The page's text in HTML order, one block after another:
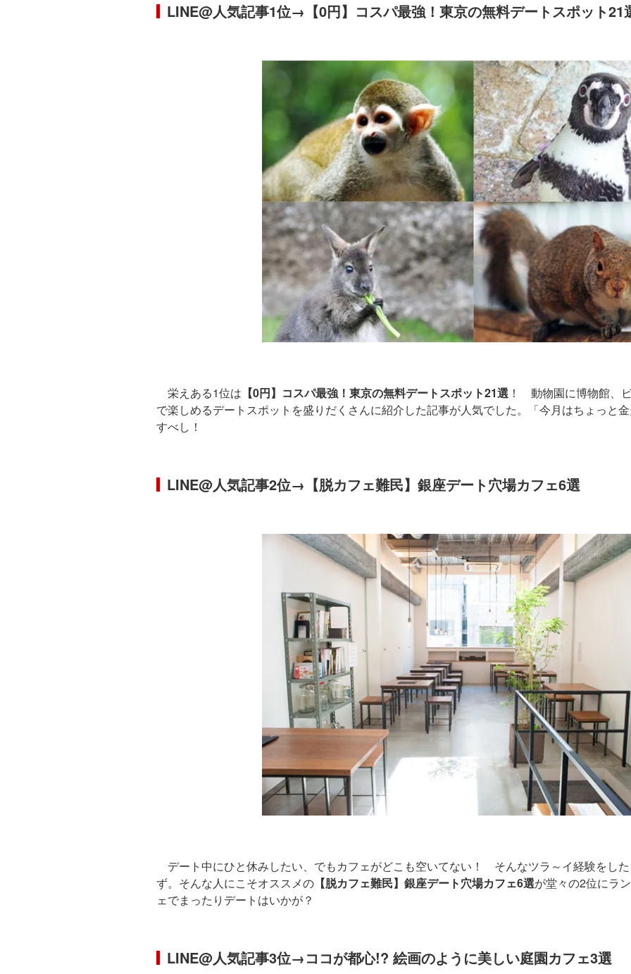
LINE@人気記事1位→【0円】コスパ最強！東京の無料デートスポット21
栄えある1位は 【0円】コスパ最強！東京の無料デートスポット21選 ！ 動物園に博物館、
で楽しめるデートスポットを盛りだくさんに紹介した記事が人気でした。「今月はちょっと
すべし！
LINE@人気記事2位→【脱カフェ難民】銀座デート穴場カフェ6選
デート中にひと休みしたい、でもカフェがどこも空いてない！ そんなツラ～イ経験をし
ず。そんな人にこそオススメの 【脱カフェ難民】銀座デート穴場カフェ6選が堂々の2位にラ
ェでまったりデートはいかが？
LINE@人気記事3位→ココが都心!? 絵画のように美しい庭園カフェ3選